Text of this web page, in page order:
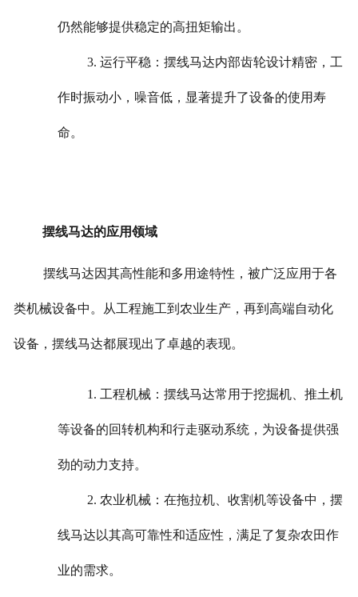
仍然能够提供稳定的高扭矩输出。
3. 运行平稳：摆线马达内部齿轮设计精密，工
作时振动小，噪音低，显著提升了设备的使用寿
命。
摆线马达的应用领域
摆线马达因其高性能和多用途特性，被广泛应用于各
类机械设备中。从工程施工到农业生产，再到高端自动化
设备，摆线马达都展现出了卓越的表现。
1. 工程机械：摆线马达常用于挖掘机、推土机
等设备的回转机构和行走驱动系统，为设备提供强
劲的动力支持。
2. 农业机械：在拖拉机、收割机等设备中，摆
线马达以其高可靠性和适应性，满足了复杂农田作
业的需求。